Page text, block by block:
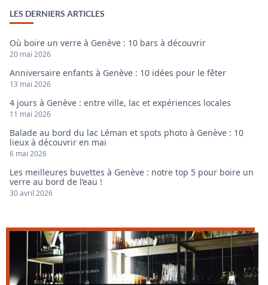
LES DERNIERS ARTICLES
Où boire un verre à Genève : 10 bars à découvrir
20 mai 2026
Anniversaire enfants à Genève : 10 idées pour le fêter
13 mai 2026
4 jours à Genève : entre ville, lac et expériences locales
11 mai 2026
Balade au bord du lac Léman et spots photo à Genève : 10
lieux à découvrir en mai
6 mai 2026
Les meilleures buvettes à Genève : notre top 5 pour boire un
verre au bord de l’eau !
30 avril 2026